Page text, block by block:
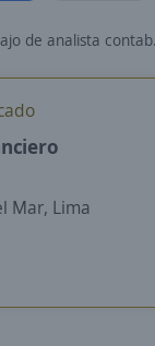
contable en Bellavista, Callao
Mar, Lima